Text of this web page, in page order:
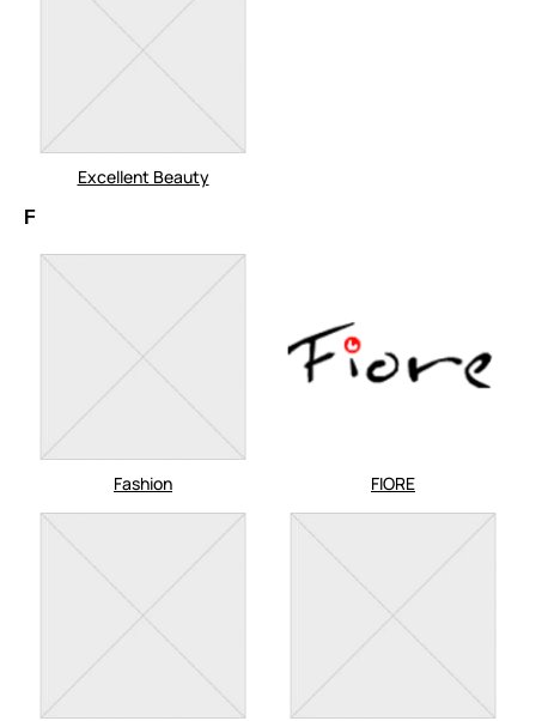
Excellent Beauty
F
Fashion FIORE